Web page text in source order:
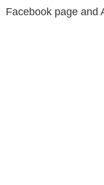
Facebook page and